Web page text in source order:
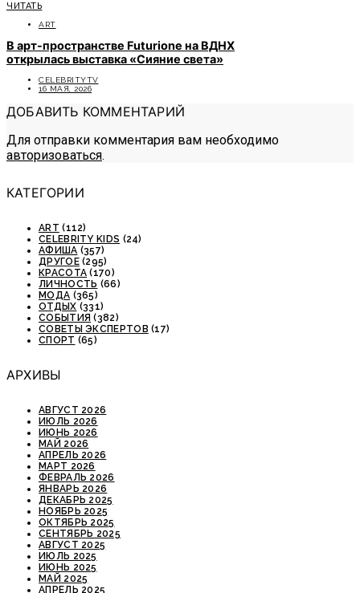
ЧИТАТЬ
ART
В арт-пространстве Futurione на ВДНХ
открылась выставка «Сияние света»
CELEBRITYTV
16 МАЯ, 2026
ДОБАВИТЬ КОММЕНТАРИЙ
Для отправки комментария вам необходимо
авторизоваться.
КАТЕГОРИИ
ART (112)
CELEBRITY KIDS (24)
АФИША (357)
ДРУГОЕ(295)
КРАСОТА (170)
ЛИЧНОСТЬ (66)
МОДА (365)
ОТДЫХ (331)
СОБЫТИЯ (382)
СОВЕТЫ ЭКСПЕРТОВ (17)
СПОРТ (65)
АРХИВЫ
АВГУСТ 2026
ИЮЛЬ 2026
ИЮНЬ 2026
МАЙ 2026
АПРЕЛЬ 2026
МАРТ 2026
ФЕВРАЛЬ 2026
ЯНВАРЬ 2026
ДЕКАБРЬ 2025
НОЯБРЬ 2025
ОКТЯБРЬ 2025
СЕНТЯБРЬ 2025
АВГУСТ 2025
ИЮЛЬ 2025
ИЮНЬ 2025
МАЙ 2025
АПРЕЛЬ 2025